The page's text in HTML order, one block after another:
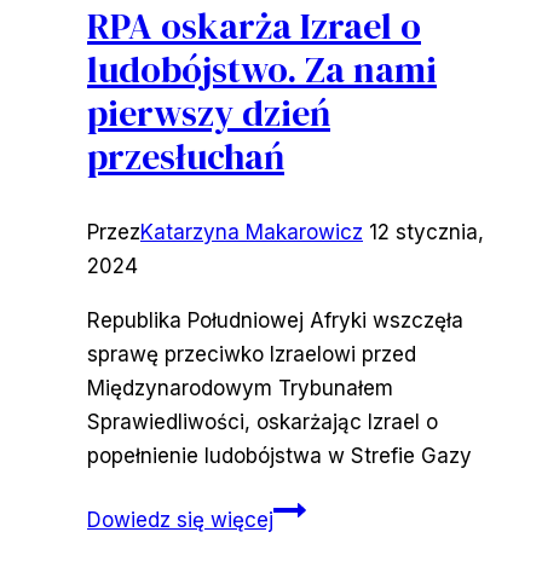
RPA oskarża Izrael o
ludobójstwo. Za nami
pierwszy dzień
przesłuchań
PrzezKatarzyna Makarowicz 12 stycznia,
2024
Republika Południowej Afryki wszczęła
sprawę przeciwko Izraelowi przed
Międzynarodowym Trybunałem
Sprawiedliwości, oskarżając Izrael o
popełnienie ludobójstwa w Strefie Gazy
Dowiedz się więcejRPA